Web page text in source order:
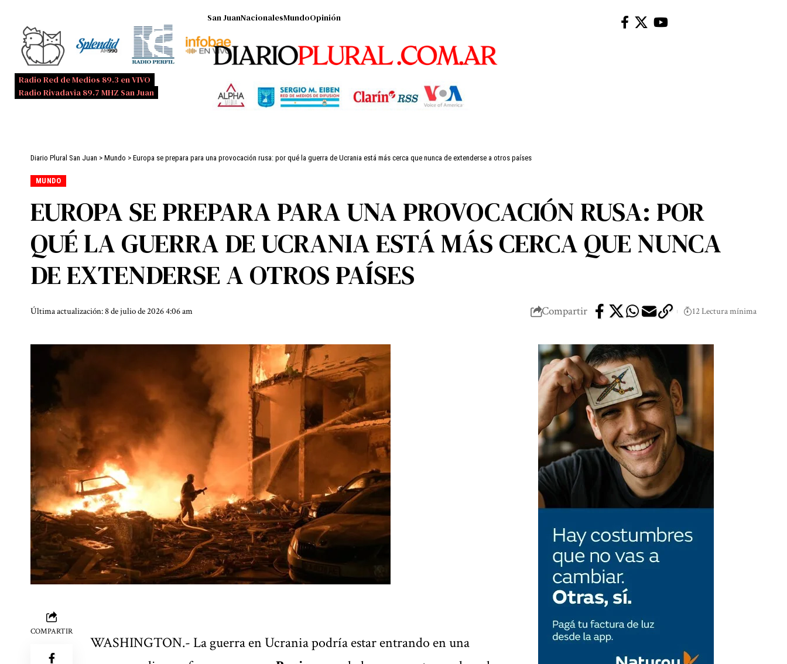
Radio Red de Medios 89.3 en VIVO
Radio Rivadavia 89.7 MHZ San Juan
San JuanNacionalesMundoOpinión
Diario Plural San Juan > Mundo > Europa se prepara para una provocación rusa: por qué la guerra de Ucrania está más cerca que nunca de extenderse a otros países
MUNDO
EUROPA SE PREPARA PARA UNA PROVOCACIÓN RUSA: POR
QUÉ LA GUERRA DE UCRANIA ESTÁ MÁS CERCA QUE NUNCA
DE EXTENDERSE A OTROS PAÍSES
Última actualización: 8 de julio de 2026 4:06 am Compartir 12 Lectura mínima
COMPARTIR
WASHINGTON.- La guerra en Ucrania podría estar entrando en una